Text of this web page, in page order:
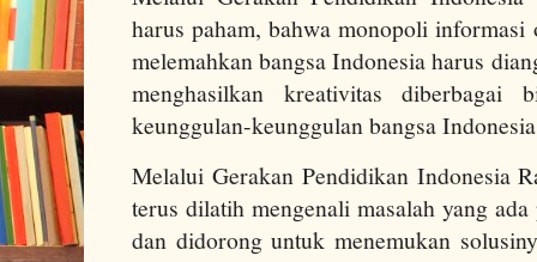
harus paham, bahwa monopoli informasi
melemahkan bangsa Indonesia harus
menghasilkan kreativitas diberbagai
keunggulan-keunggulan bangsa
Melalui Gerakan Pendidikan Indonesia
terus dilatih mengenali masalah yang
dan didorong untuk menemukan